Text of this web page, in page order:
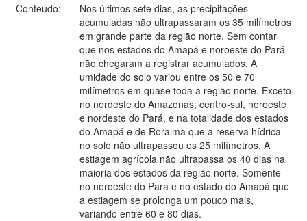
Conteúdo:
Nos últimos sete dias, as precipitações
acumuladas não ultrapassaram os 35 milímetros
em grande parte da região norte. Sem contar
que nos estados do Amapá e noroeste do Pará
não chegaram a registrar acumulados. A
umidade do solo variou entre os 50 e 70
milímetros em quase toda a região norte. Exceto
no nordeste do Amazonas; centro-sul, noroeste
e nordeste do Pará, e na totalidade dos estados
do Amapá e de Roraima que a reserva hídrica
no solo não ultrapassou os 25 milímetros. A
estiagem agrícola não ultrapassa os 40 dias na
maioria dos estados da região norte. Somente
no noroeste do Para e no estado do Amapá que
a estiagem se prolonga um pouco mais,
variando entre 60 e 80 dias.